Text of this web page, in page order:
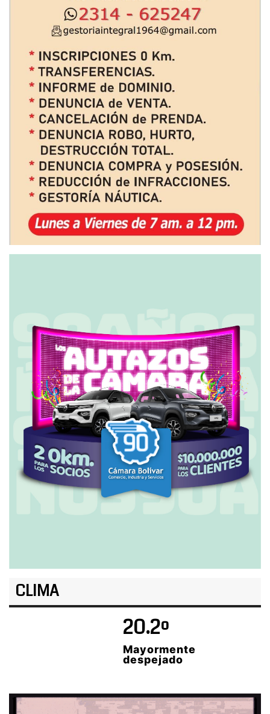
CLIMA
20.2º
Mayormente
despejado